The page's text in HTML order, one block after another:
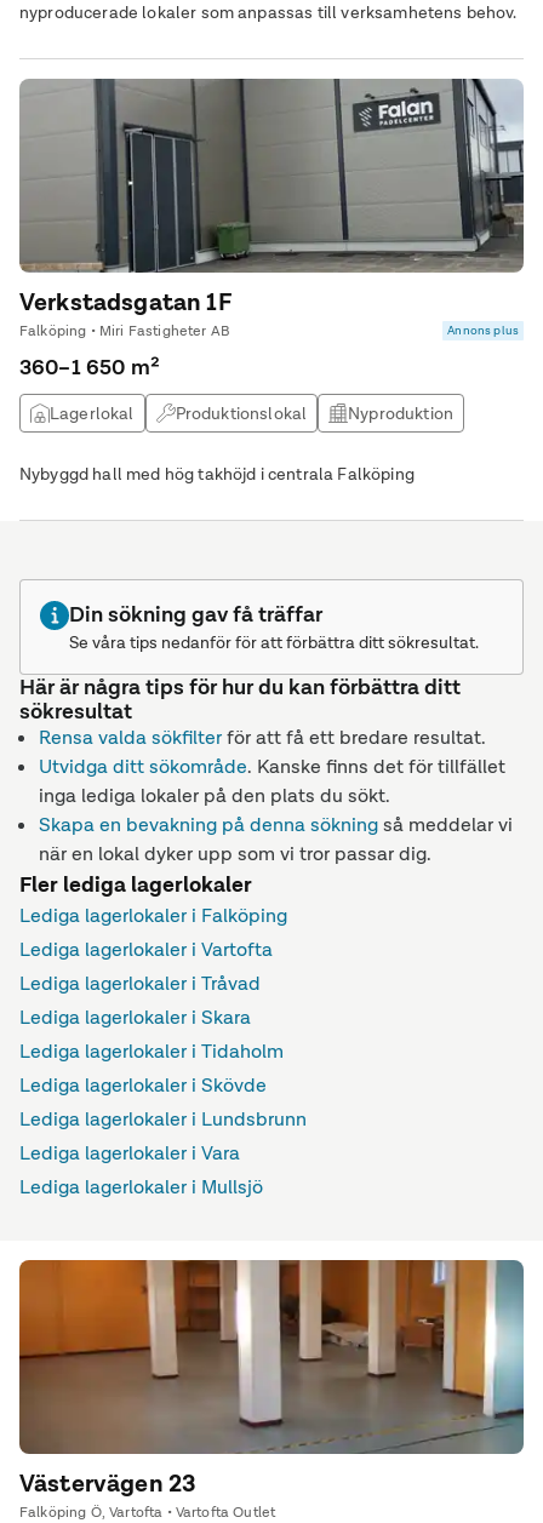
nyproducerade lokaler som anpassas till verksamhetens behov.
Verkstadsgatan 1F
Falköping • Miri Fastigheter AB Annons plus
360–1 650 m²
Lagerlokal Produktionslokal
Nyproduktion
Nybyggd hall med hög takhöjd i centrala Falköping
Din sökning gav få träffar
Se våra tips nedanför för att förbättra ditt sökresultat.
Här är några tips för hur du kan förbättra ditt
sökresultat
Rensa valda sökfilterför att få ett bredare resultat.
Utvidga ditt sökområde. Kanske finns det för tillfället
inga lediga lokaler på den plats du sökt.
Skapa en bevakning på denna sökningså meddelar vi
när en lokal dyker upp som vi tror passar dig.
Fler lediga lagerlokaler
Lediga lagerlokaler i Falköping
Lediga lagerlokaler i Vartofta
Lediga lagerlokaler i Tråvad
Lediga lagerlokaler i Skara
Lediga lagerlokaler i Tidaholm
Lediga lagerlokaler i Skövde
Lediga lagerlokaler i Lundsbrunn
Lediga lagerlokaler i Vara
Lediga lagerlokaler i Mullsjö
Västervägen 23
Falköping Ö, Vartofta • Vartofta Outlet